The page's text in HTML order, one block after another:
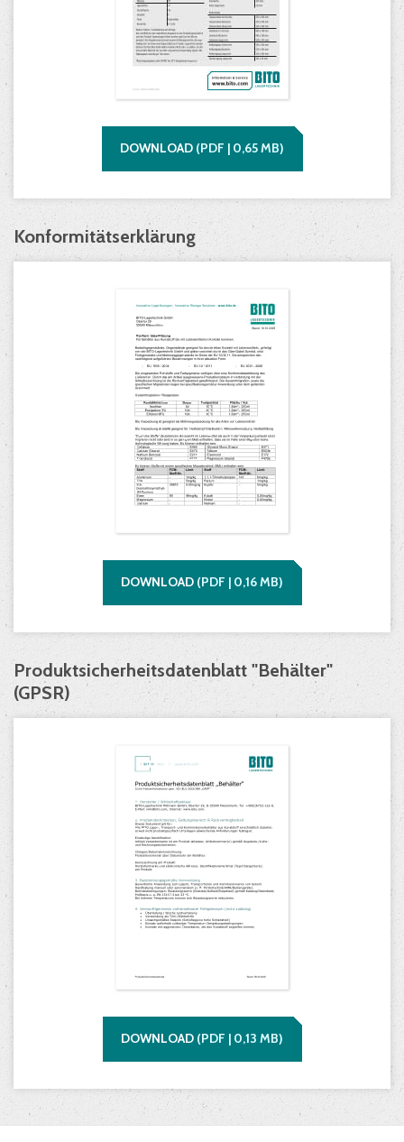
DOWNLOAD (PDF | 0,65MB)
Konformitätserklärung
DOWNLOAD (PDF | 0,16MB)
Produktsicherheitsdatenblatt "Behälter"
(GPSR)
DOWNLOAD (PDF | 0,13 MB)